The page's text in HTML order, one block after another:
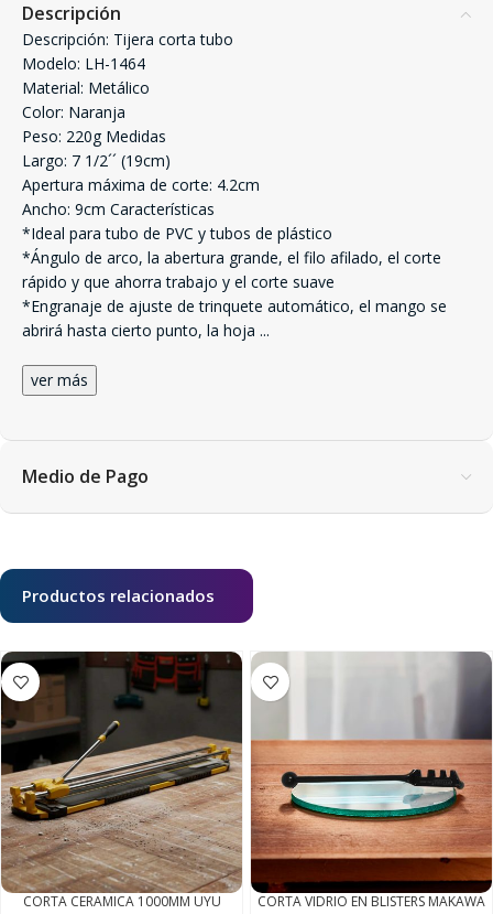
Descripción
Descripción: Tijera corta tubo
Modelo: LH-1464
Material: Metálico
Color: Naranja
Peso: 220g Medidas
Largo: 7 1/2´´ (19cm)
Apertura máxima de corte: 4.2cm
Ancho: 9cm Características
*Ideal para tubo de PVC y tubos de plástico
*Ángulo de arco, la abertura grande, el filo afilado, el corte
rápido y que ahorra trabajo y el corte suave
*Engranaje de ajuste de trinquete automático, el mango se
abrirá hasta cierto punto, la hoja ...
ver más
Medio de Pago
Productos relacionados
CORTA CERAMICA 1000MM UYU
CORTA VIDRIO EN BLISTERS MAKAWA